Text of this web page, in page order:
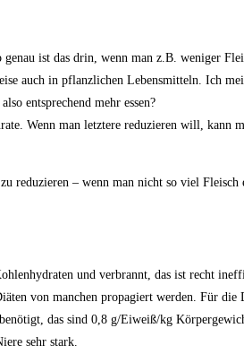
ist das drin, wenn man z.B. weniger
auch in pflanzlichen Lebensmitteln. Ich
entsprechend mehr essen?
Wenn man letztere reduzieren will, kann
reduzieren – wenn man nicht so viel Fleisch
und verbrannt, das ist recht
von manchen propagiert werden. Für die
das sind 0,8 g/Eiweiß/kg
sehr stark.